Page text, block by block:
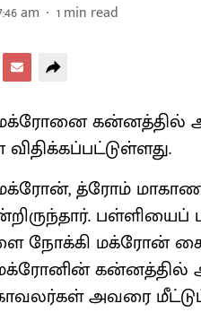
am 1min read
கன்னத்தில்
மக்ரோன், த்ரோம்
பள்ளியைப்
நோக்கி மக்ரோன்
கன்னத்தில்
அவரை